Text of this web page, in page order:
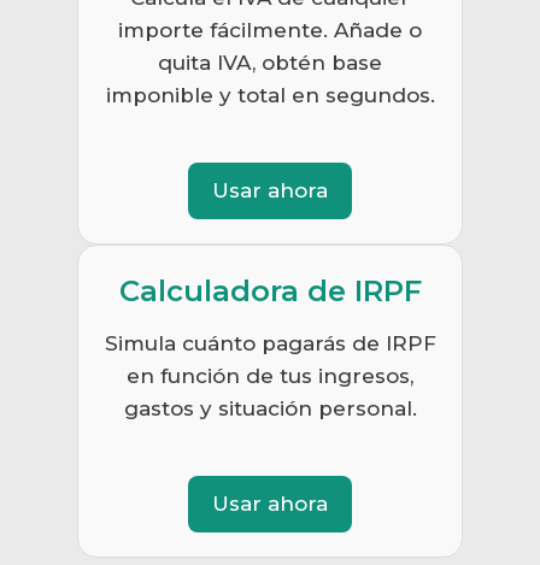
importe fácilmente. Añade o
quita IVA, obtén base
imponible y total en segundos.
Usar ahora
Calculadora de IRPF
Simula cuánto pagarás de IRPF
en función de tus ingresos,
gastos y situación personal.
Usar ahora